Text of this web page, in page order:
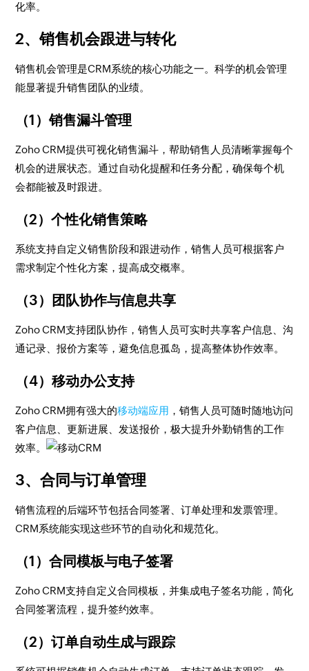
化率。
2、销售机会跟进与转化
销售机会管理是CRM系统的核心功能之一。科学的机会管理
能显著提升销售团队的业绩。
（1）销售漏斗管理
Zoho CRM提供可视化销售漏斗，帮助销售人员清晰掌握每个
机会的进展状态。通过自动化提醒和任务分配，确保每个机
会都能被及时跟进。
（2）个性化销售策略
系统支持自定义销售阶段和跟进动作，销售人员可根据客户
需求制定个性化方案，提高成交概率。
（3）团队协作与信息共享
Zoho CRM支持团队协作，销售人员可实时共享客户信息、沟
通记录、报价方案等，避免信息孤岛，提高整体协作效率。
（4）移动办公支持
Zoho CRM拥有强大的移动端应用 ，销售人员可随时随地访问
客户信息、更新进展、发送报价，极大提升外勤销售的工作
效率。
3、合同与订单管理
销售流程的后端环节包括合同签署、订单处理和发票管理。
CRM系统能实现这些环节的自动化和规范化。
（1）合同模板与电子签署
Zoho CRM支持自定义合同模板，并集成电子签名功能，简化
合同签署流程，提升签约效率。
（2）订单自动生成与跟踪